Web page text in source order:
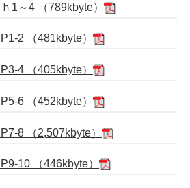
1～4 （789kbyte）
2 （481kbyte）
4 （405kbyte）
6 （452kbyte）
8 （2,507kbyte）
10 （446kbyte）